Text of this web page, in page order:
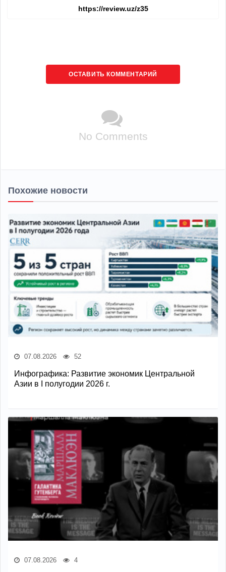
ОСТАВИТЬ КОММЕНТАРИЙ
No Comments
Похожие новости
07.08.2026 52
Инфографика: Развитие экономик Центральной
Азии в I полугодии 2026 г.
07.08.2026 4